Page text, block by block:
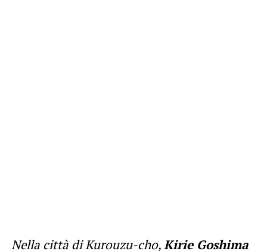
Nella città di Kurouzu-cho, Kirie Goshima